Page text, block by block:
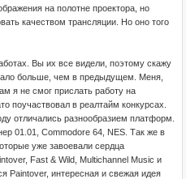
на полотне проектора, но
качеством трансляции. Но оно того
Вы их все видели, поэтому скажу
больше, чем в предыдущем. Меня,
я не смог прислать работу на
поучаствовал в реалтайм конкурсах.
отличались разнообразием платформ.
01.01, Commodore 64, NES. Так же в
уже завоевали сердца
Fast & Wild, Multichannel Music и
Paintover, интересная и свежая идея